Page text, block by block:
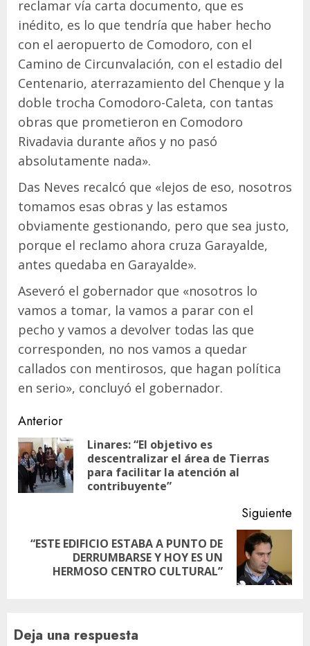
reclamar vía carta documento, que es
inédito, es lo que tendría que haber hecho
con el aeropuerto de Comodoro, con el
Camino de Circunvalación, con el estadio del
Centenario, aterrazamiento del Chenque y la
doble trocha Comodoro-Caleta, con tantas
obras que prometieron en Comodoro
Rivadavia durante años y no pasó
absolutamente nada».
Das Neves recalcó que «lejos de eso, nosotros
tomamos esas obras y las estamos
obviamente gestionando, pero que sea justo,
porque el reclamo ahora cruza Garayalde,
antes quedaba en Garayalde».
Aseveró el gobernador que «nosotros lo
vamos a tomar, la vamos a parar con el
pecho y vamos a devolver todas las que
corresponden, no nos vamos a quedar
callados con mentirosos, que hagan política
en serio», concluyó el gobernador.
Navegación
de
entradas
Anterior
Linares: “El objetivo es
descentralizar el área de Tierras
para facilitar la atención al
contribuyente”
Siguiente
Siguiente
entrada:
“ESTE EDIFICIO ESTABA A PUNTO DE
DERRUMBARSE Y HOY ES UN
HERMOSO CENTRO CULTURAL”
Deja una respuesta